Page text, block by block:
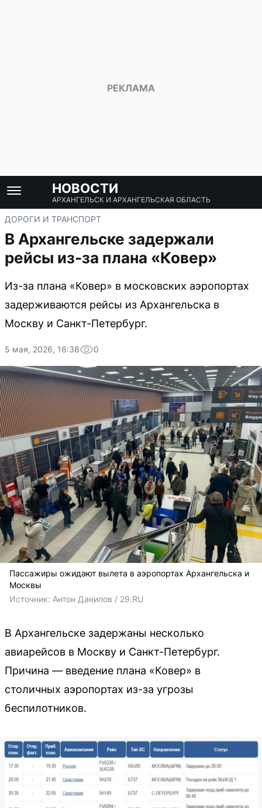
НОВОСТИ
АРХАНГЕЛЬСК И АРХАНГЕЛЬСКАЯ ОБЛАСТЬ
ДОРОГИ И ТРАНСПОРТ
В Архангельске задержали
рейсы из-за плана «Ковер»
Из-за плана «Ковер» в московских аэропортах
задерживаются рейсы из Архангельска в
Москву и Санкт-Петербург.
5 мая, 2026, 16:38 0
Пассажиры ожидают вылета в аэропортах Архангельска и
Москвы
Источник: Антон Данилов / 29.RU
В Архангельске задержаны несколько
авиарейсов в Москву и Санкт-Петербург.
Причина — введение плана «Ковер» в
столичных аэропортах из-за угрозы
беспилотников.